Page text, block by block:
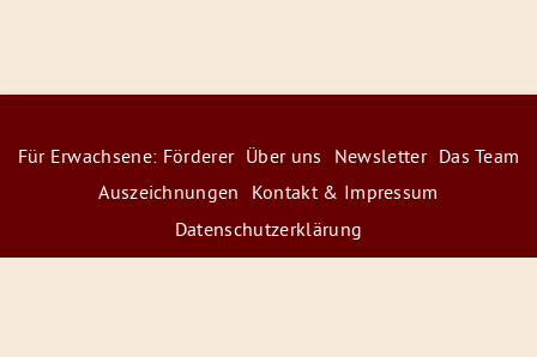
Für Erwachsene: Förderer Über uns Newsletter Das Team
Auszeichnungen
Kontakt & Impressum
Datenschutzerklärung